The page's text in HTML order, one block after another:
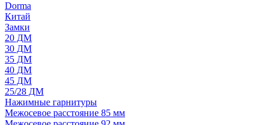
Dorma
Китай
Замки
20 ДМ
30 ДМ
35 ДМ
40 ДМ
45 ДМ
25/28 ДМ
Нажимные гарнитуры
Межосевое расстояние 85 мм